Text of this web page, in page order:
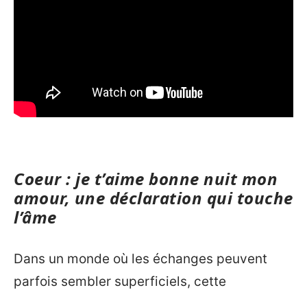
Coeur : je t’aime bonne nuit mon
amour, une déclaration qui touche
l’âme
Dans un monde où les échanges peuvent
parfois sembler superficiels, cette